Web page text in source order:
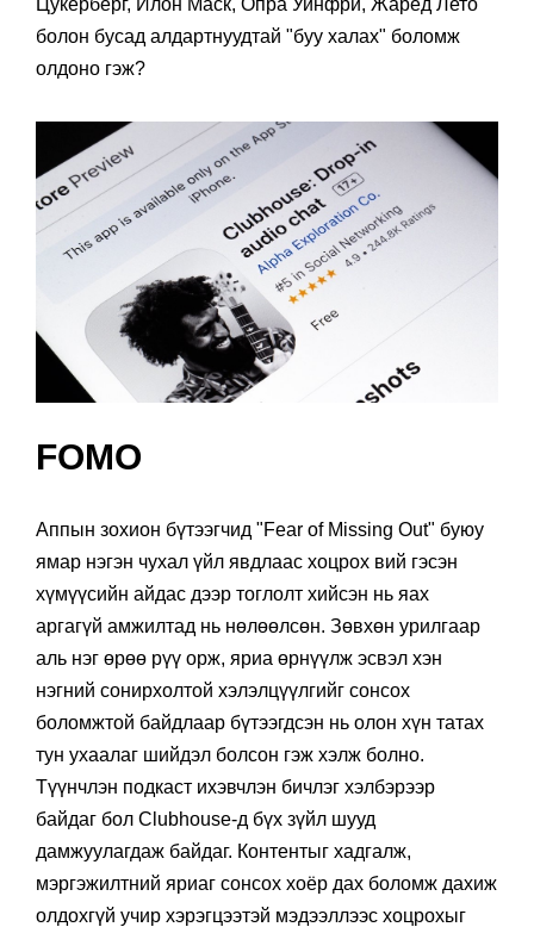
болон бусад алдартнуудтай "буу халах" боломж
олдоно гэж?
FOMO
Аппын зохион бүтээгчид "Fear of Missing Out" буюу
ямар нэгэн чухал үйл явдлаас хоцрох вий гэсэн
хүмүүсийн айдас дээр тоглолт хийсэн нь яах
аргагүй амжилтад нь нөлөөлсөн. Зөвхөн урилгаар
аль нэг өрөө рүү орж, яриа өрнүүлж эсвэл хэн
нэгний сонирхолтой хэлэлцүүлгийг сонсох
боломжтой байдлаар бүтээгдсэн нь олон хүн татах
тун ухаалаг шийдэл болсон гэж хэлж болно.
Түүнчлэн подкаст ихэвчлэн бичлэг хэлбэрээр
байдаг бол Clubhouse-д бүх зүйл шууд
дамжуулагдаж байдаг. Контентыг хадгалж,
мэргэжилтний яриаг сонсох хоёр дах боломж дахиж
олдохгүй учир хэрэгцээтэй мэдээллээс хоцрохыг